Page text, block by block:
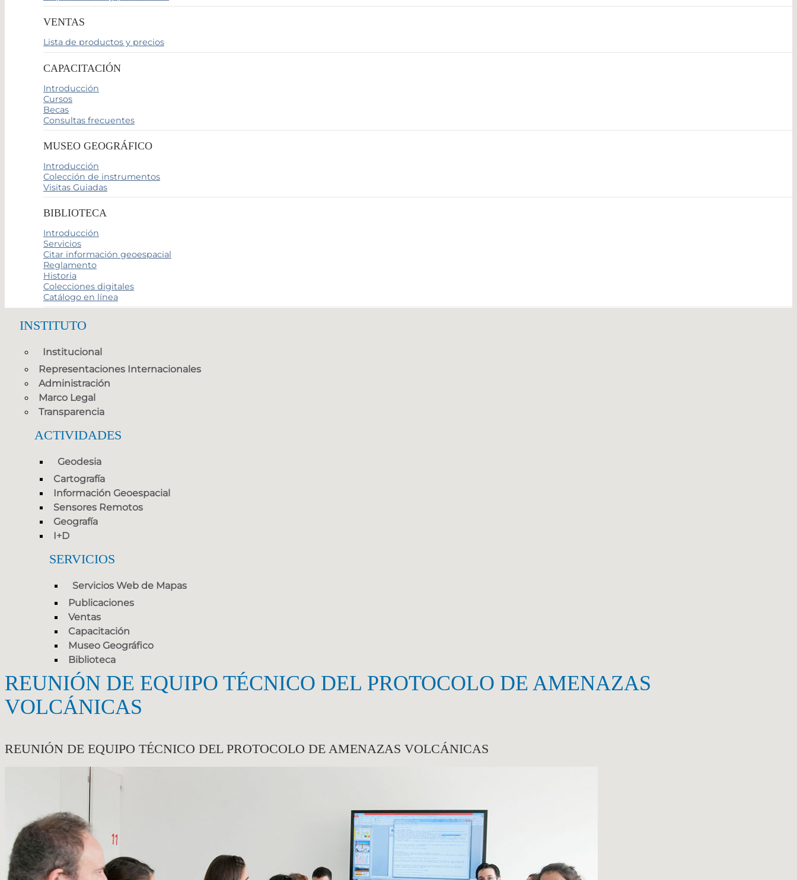
VENTAS
Lista de productos y precios
CAPACITACIÓN
Introducción
Cursos
Becas
Consultas frecuentes
MUSEO GEOGRÁFICO
Introducción
Colección de instrumentos
Visitas Guiadas
BIBLIOTECA
Introducción
Servicios
Citar información geoespacial
Reglamento
Historia
Colecciones digitales
Catálogo en línea
INSTITUTO
Institucional
Representaciones Internacionales
Administración
Marco Legal
Transparencia
ACTIVIDADES
Geodesia
Cartografía
Información Geoespacial
Sensores Remotos
Geografía
I+D
SERVICIOS
Servicios Web de Mapas
Publicaciones
Ventas
Capacitación
Museo Geográfico
Biblioteca
REUNIÓN DE EQUIPO TÉCNICO DEL PROTOCOLO DE AMENAZAS
VOLCÁNICAS
REUNIÓN DE EQUIPO TÉCNICO DEL PROTOCOLO DE AMENAZAS VOLCÁNICAS